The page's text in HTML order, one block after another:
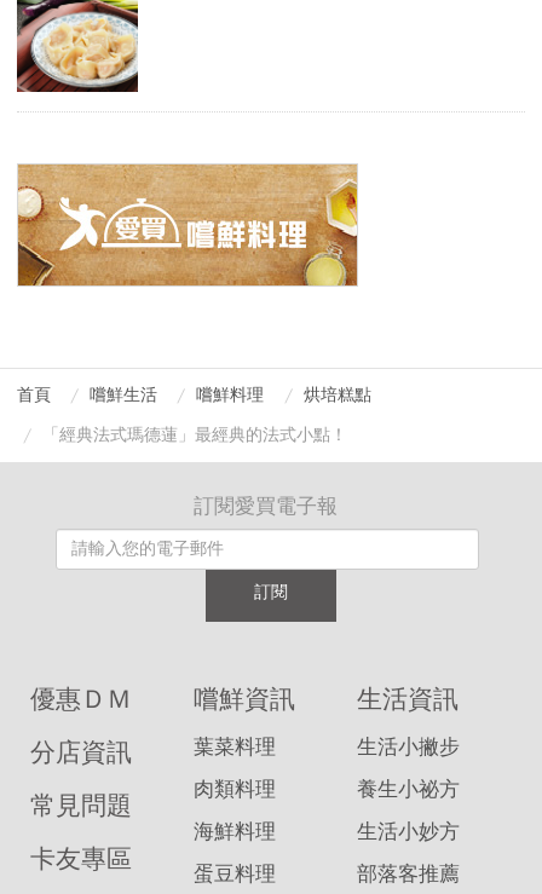
首頁 嚐鮮生活 嚐鮮料理
烘培糕點
「經典法式瑪德蓮」最經典的法式小點！
訂閱愛買電子報
訂閱
優惠ＤＭ
分店資訊
常見問題
卡友專區
嚐鮮資訊
葉菜料理
肉類料理
海鮮料理
蛋豆料理
生活資訊
生活小撇步
養生小祕方
生活小妙方
部落客推薦